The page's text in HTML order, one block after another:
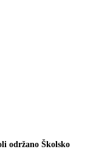
održano Školsko